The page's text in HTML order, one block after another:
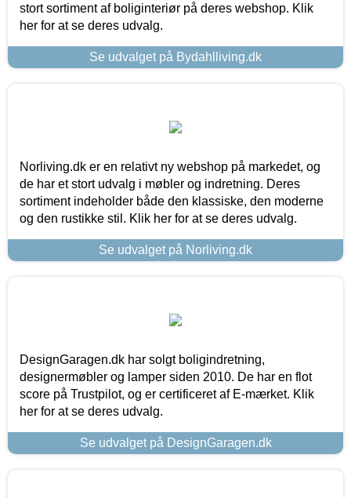
stort sortiment af boliginteriør på deres webshop. Klik
her for at se deres udvalg.
Se udvalget på Bydahlliving.dk
Norliving.dk er en relativt ny webshop på markedet, og
de har et stort udvalg i møbler og indretning. Deres
sortiment indeholder både den klassiske, den moderne
og den rustikke stil. Klik her for at se deres udvalg.
Se udvalget på Norliving.dk
DesignGaragen.dk har solgt boligindretning,
designermøbler og lamper siden 2010. De har en flot
score på Trustpilot, og er certificeret af E-mærket. Klik
her for at se deres udvalg.
Se udvalget på DesignGaragen.dk